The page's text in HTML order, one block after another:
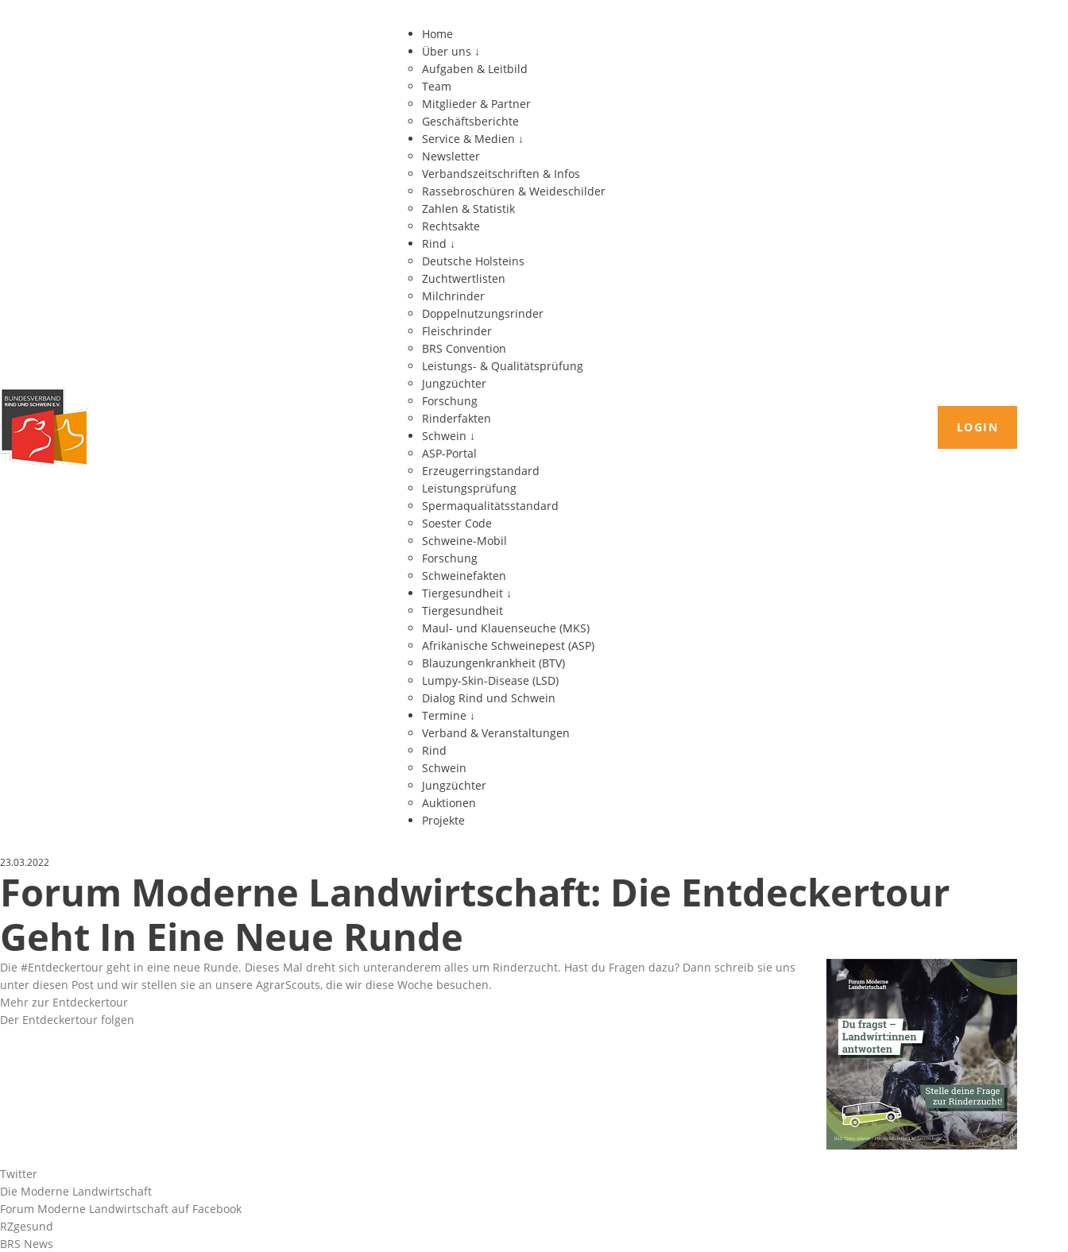
Home
Über uns ↓
Aufgaben & Leitbild
Team
Mitglieder & Partner
Geschäftsberichte
Service & Medien ↓
Newsletter
Verbandszeitschriften & Infos
Rassebroschüren & Weideschilder
Zahlen & Statistik
Rechtsakte
Rind ↓
Deutsche Holsteins
Zuchtwertlisten
Milchrinder
Doppelnutzungsrinder
Fleischrinder
BRS Convention
Leistungs- & Qualitätsprüfung
Jungzüchter
Forschung
Rinderfakten
Schwein ↓
ASP-Portal
Erzeugerringstandard
Leistungsprüfung
Spermaqualitätsstandard
Soester Code
Schweine-Mobil
Forschung
Schweinefakten
Tiergesundheit ↓
Tiergesundheit
Maul- und Klauenseuche (MKS)
Afrikanische Schweinepest (ASP)
Blauzungenkrankheit (BTV)
Lumpy-Skin-Disease (LSD)
Dialog Rind und Schwein
Termine ↓
Verband & Veranstaltungen
Rind
Schwein
Jungzüchter
Auktionen
Projekte
LOGIN
23.03.2022
Forum Moderne Landwirtschaft: Die Entdeckertour
Geht In Eine Neue Runde
Die #Entdeckertour geht in eine neue Runde. Dieses Mal dreht sich unteranderem alles um Rinderzucht. Hast du Fragen dazu? Dann schreib sie uns
unter diesen Post und wir stellen sie an unsere AgrarScouts, die wir diese Woche besuchen.
Mehr zur Entdeckertour
Der Entdeckertour folgen
Twitter
Die Moderne Landwirtschaft
Forum Moderne Landwirtschaft auf Facebook
RZgesund
BRS News